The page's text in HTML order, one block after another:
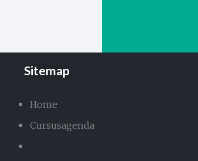
Sitemap
Home
Cursusagenda